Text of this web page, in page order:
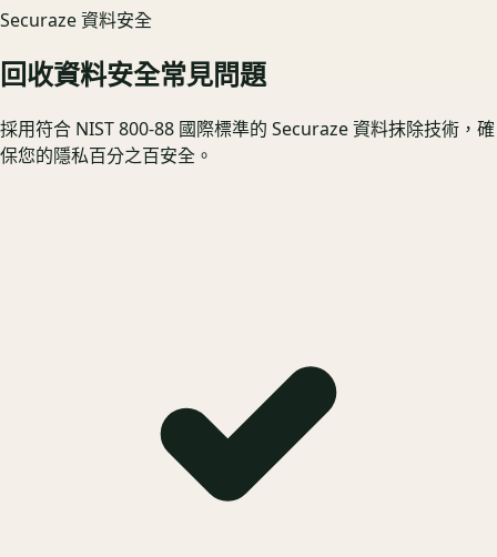
Securaze 資料安全
回收資料安全常見問題
採用符合 NIST 800-88 國際標準的 Securaze 資料抹除技術，確
保您的隱私百分之百安全。